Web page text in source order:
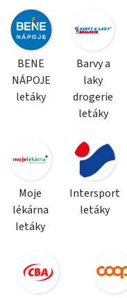
BENE
NÁPOJE
letáky
Barvy a
laky
drogerie
letáky
Moje
lékárna
letáky
Intersport
letáky